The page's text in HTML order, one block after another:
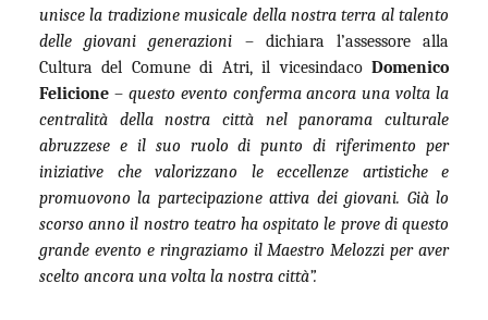
unisce la tradizione musicale della nostra terra al talento
delle giovani generazioni – dichiara l’assessore alla
Cultura del Comune di Atri, il vicesindaco Domenico
Felicione – questo evento conferma ancora una volta la
centralità della nostra città nel panorama culturale
abruzzese e il suo ruolo di punto di riferimento per
iniziative che valorizzano le eccellenze artistiche e
promuovono la partecipazione attiva dei giovani. Già lo
scorso anno il nostro teatro ha ospitato le prove di questo
grande evento e ringraziamo il Maestro Melozzi per aver
scelto ancora una volta la nostra città”.